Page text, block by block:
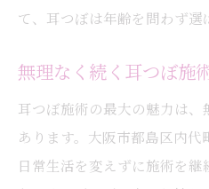
て、耳つぼは年齢を問わず選
無理なく続く耳つぼ施
耳つぼ施術の最大の魅力は
あります。大阪市都島区内
日常生活を変えずに施術を